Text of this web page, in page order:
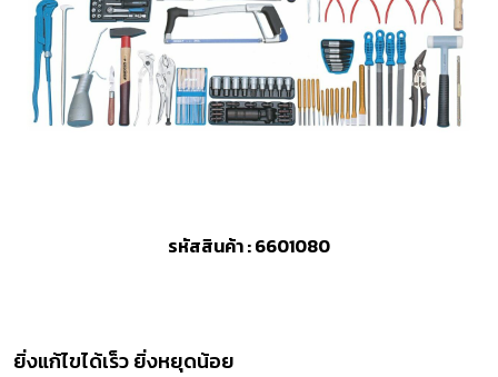
รหัสสินค้า : 6601080
ยิ่งแก้ไขได้เร็ว ยิ่งหยุดน้อย